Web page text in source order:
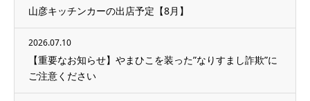
山彦キッチンカーの出店予定【8月】
2026.07.10
【重要なお知らせ】やまひこを装った”なりすまし詐欺”に
ご注意ください